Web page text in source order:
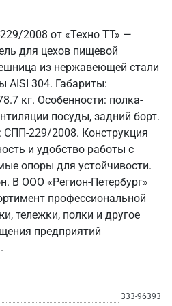
2008 от «Техно ТТ» —
для цехов пищевой
из нержавеющей стали
AISI 304. Габариты:
кг. Особенности: полка-
посуды, задний борт.
СПП-229/2008. Конструкция
и удобство работы с
опоры для устойчивости.
В ООО «Регион-Петербург»
профессиональной
тележки, полки и другое
предприятий
333-96393